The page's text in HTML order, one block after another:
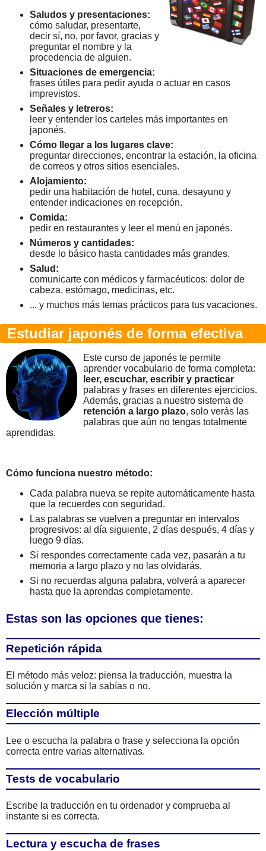
Saludos y presentaciones:
cómo saludar, presentarte,
decir sí, no, por favor, gracias y
preguntar el nombre y la
procedencia de alguien.
Situaciones de emergencia:
frases útiles para pedir ayuda o actuar en casos
imprevistos.
Señales y letreros:
leer y entender los carteles más importantes en
japonés.
Cómo llegar a los lugares clave:
preguntar direcciones, encontrar la estación, la oficina
de correos y otros sitios esenciales.
Alojamiento:
pedir una habitación de hotel, cuna, desayuno y
entender indicaciones en recepción.
Comida:
pedir en restaurantes y leer el menú en japonés.
Números y cantidades:
desde lo básico hasta cantidades más grandes.
Salud:
comunicarte con médicos y farmacéuticos: dolor de
cabeza, estómago, medicinas, etc.
... y muchos más temas prácticos para tus vacaciones.
Estudiar japonés de forma efectiva
Este curso de japonés te permite
aprender vocabulario de forma completa:
leer, escuchar, escribir y practicar
palabras y frases en diferentes ejercicios.
Además, gracias a nuestro sistema de
retención a largo plazo, solo verás las
palabras que aún no tengas totalmente
aprendidas.
Cómo funciona nuestro método:
Cada palabra nueva se repite automáticamente hasta
que la recuerdes con seguridad.
Las palabras se vuelven a preguntar en intervalos
progresivos: al día siguiente, 2 días después, 4 días y
luego 9 días.
Si respondes correctamente cada vez, pasarán a tu
memoria a largo plazo y no las olvidarás.
Si no recuerdas alguna palabra, volverá a aparecer
hasta que la aprendas completamente.
Estas son las opciones que tienes:
Repetición rápida
El método más veloz: piensa la traducción, muestra la
solución y marca si la sabías o no.
Elección múltiple
Lee o escucha la palabra o frase y selecciona la opción
correcta entre varias alternativas.
Tests de vocabulario
Escribe la traducción en tu ordenador y comprueba al
instante si es correcta.
Lectura y escucha de frases